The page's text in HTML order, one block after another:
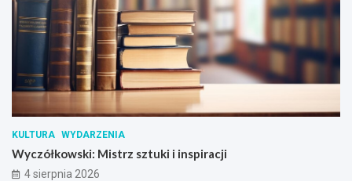
KULTURA WYDARZENIA
Wyczółkowski: Mistrz sztuki i inspiracji
4 sierpnia 2026